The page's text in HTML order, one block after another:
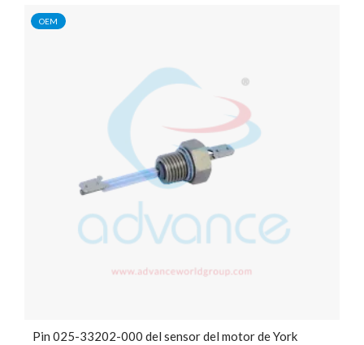
OEM
Pin 025-33202-000 del sensor del motor de York